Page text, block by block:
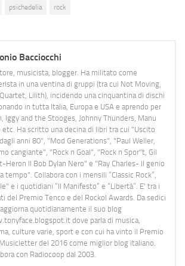
psichedelia rock
Bacciocchi
musicista, blogger. Ha militato come
in una ventina di gruppi (tra cui Not Moving,
Lilith), incidendo una cinquantina di dischi
in tutta Italia, Europa e USA e aprendo per
Iggy and the Stooges, Johnny Thunders, Manu
etc. Ha scritto una decina di libri tra cui "Uscito
anni 80", "Mod Generations", "Paul Weller,
cangiante", "Rock n Goal", "Rock n Spor"t, Gil
Heron Il Bob Dylan Nero" e "Ray Charles- Il genio
tempo". Collabora con i mensili “Classic Rock”,
e i quotidiani “Il Manifesto” e “Libertà”. E' tra i
del Premio Tenco e del Rockol Awards. Da sedici
quotidianamente il suo blog
dove parla di musica,
culture varie, sport e con cui ha vinto il Premio
del 2016 come miglior blog italiano.
con Radiocoop dal 2003.